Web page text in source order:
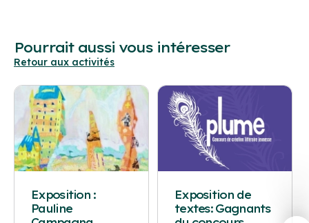
Pourrait aussi vous intéresser
Retour aux activités
Exposition :
Pauline
Exposition de
textes: Gagnants